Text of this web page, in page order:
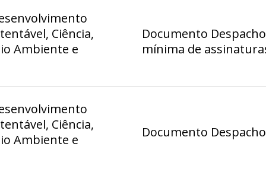
Ciência,
Ambiente e
Documento
mínima de
Ciência,
Ambiente e
Documento